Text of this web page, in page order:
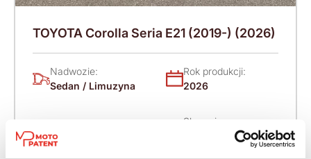
TOYOTA Corolla Seria E21 (2019-) (2026)
Nadwozie:
Sedan / Limuzyna
Rok produkcji:
2026
Napęd:
Na przód
Skrzynia:
Automatyczna
bezstopniowa